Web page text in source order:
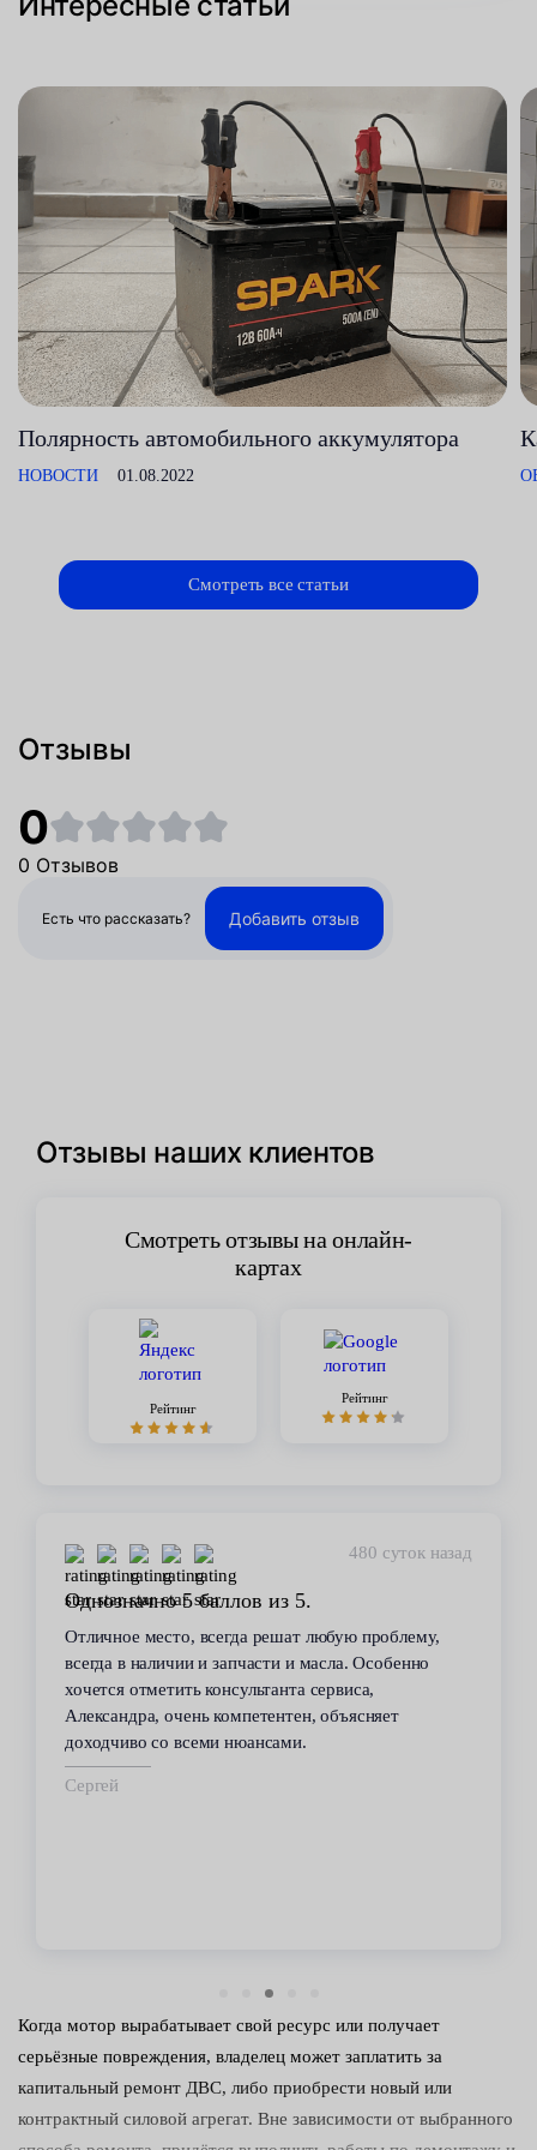
Полярность автомобильного аккумулятора
НОВОСТИ 01.08.2022
Смотреть все статьи
Отзывы
0
0 Отзывов
Есть что рассказать? Добавить отзыв
Отзывы наших клиентов
Смотреть отзывы на онлайн-
картах
Рейтинг
Рейтинг
480 суток назад
Однозначно 5 баллов из 5.
Отличное место, всегда решат любую проблему,
всегда в наличии и запчасти и масла. Особенно
хочется отметить консультанта сервиса,
Александра, очень компетентен, объясняет
доходчиво со всеми нюансами.
Сергей
Когда мотор вырабатывает свой ресурс или получает
серьёзные повреждения, владелец может заплатить за
капитальный ремонт ДВС, либо приобрести новый или
контрактный силовой агрегат. Вне зависимости от выбранного